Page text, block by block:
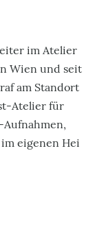
im Atelier
Wien und seit
am Standort
Atelier für
eigenen Hei